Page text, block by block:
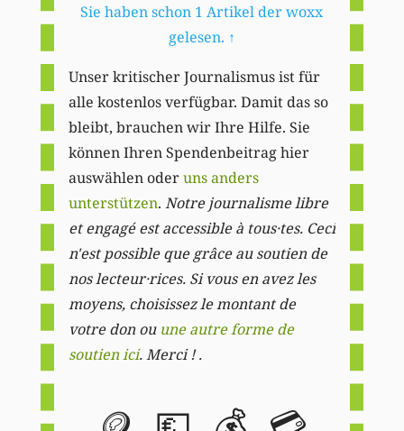
Sie haben schon 1 Artikel der woxx
gelesen. ↑
Unser kritischer Journalismus ist für
alle kostenlos verfügbar. Damit das so
bleibt, brauchen wir Ihre Hilfe. Sie
können Ihren Spendenbeitrag hier
auswählen oderuns anders
unterstützen. Notre journalisme libre
et engagé est accessible à tous·tes. Ceci
n'est possible que grâce au soutien de
nos lecteur·rices. Si vous en avez les
moyens, choisissez le montant de
votre don ou une autre forme de
soutien ici. Merci ! .